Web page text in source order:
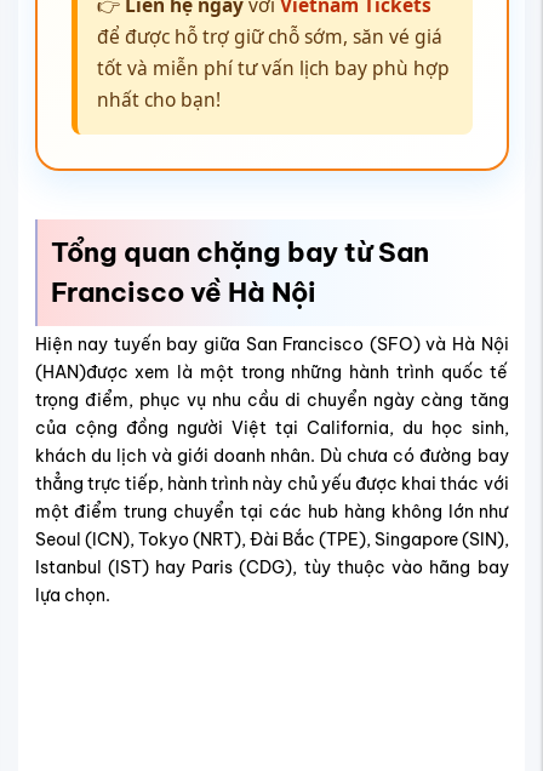
để được hỗ trợ giữ chỗ sớm, săn vé giá
tốt và miễn phí tư vấn lịch bay phù hợp
nhất cho bạn!
Tổng quan chặng bay từ San
Francisco về Hà Nội
Hiện nay tuyến bay giữa San Francisco (SFO) và Hà Nội
(HAN)được xem là một trong những hành trình quốc tế
trọng điểm, phục vụ nhu cầu di chuyển ngày càng tăng
của cộng đồng người Việt tại California, du học sinh,
khách du lịch và giới doanh nhân. Dù chưa có đường bay
thẳng trực tiếp, hành trình này chủ yếu được khai thác với
một điểm trung chuyển tại các hub hàng không lớn như
Seoul (ICN), Tokyo (NRT), Đài Bắc (TPE), Singapore (SIN),
Istanbul (IST) hay Paris (CDG), tùy thuộc vào hãng bay
lựa chọn.